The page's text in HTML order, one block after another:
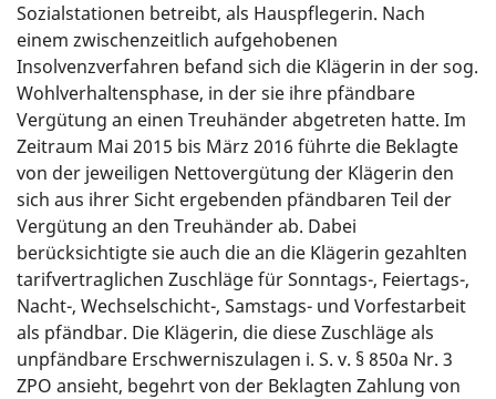
Sozialstationen betreibt, als Hauspflegerin. Nach
einem zwischenzeitlich aufgehobenen
Insolvenzverfahren befand sich die Klägerin in der sog.
Wohlverhaltensphase, in der sie ihre pfändbare
Vergütung an einen Treuhänder abgetreten hatte. Im
Zeitraum Mai 2015 bis März 2016 führte die Beklagte
von der jeweiligen Nettovergütung der Klägerin den
sich aus ihrer Sicht ergebenden pfändbaren Teil der
Vergütung an den Treuhänder ab. Dabei
berücksichtigte sie auch die an die Klägerin gezahlten
tarifvertraglichen Zuschläge für Sonntags-, Feiertags-,
Nacht-, Wechselschicht-, Samstags- und Vorfestarbeit
als pfändbar. Die Klägerin, die diese Zuschläge als
unpfändbare Erschwerniszulagen i. S. v. § 850a Nr. 3
ZPO ansieht, begehrt von der Beklagten Zahlung von